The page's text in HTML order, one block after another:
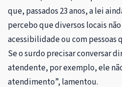
que, passados 23 anos, a lei
percebo que diversos locais
acessibilidade ou com pessoas
Se o surdo precisar conversar
atendente, por exemplo, ele
atendimento”, lamentou.